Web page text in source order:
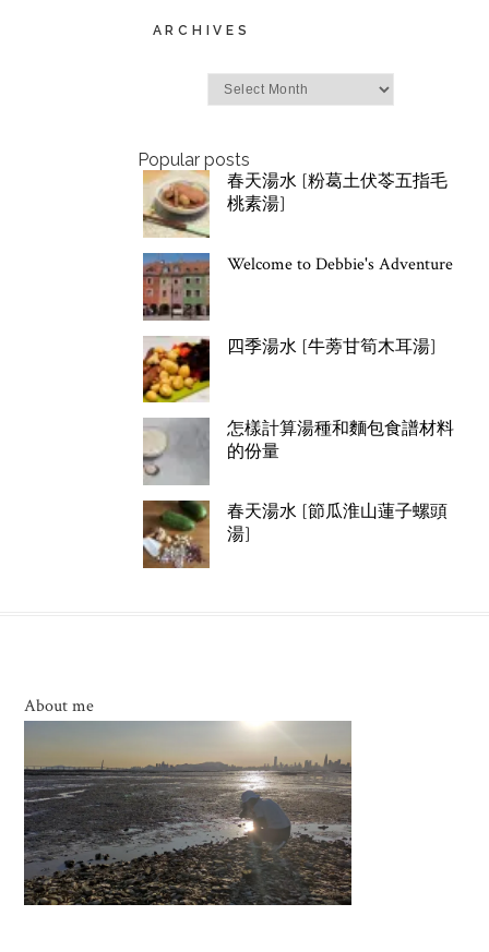
ARCHIVES
Popular posts
春天湯水 [粉葛土伏苓五指毛
桃素湯]
Welcome to Debbie's Adventure
四季湯水 [牛蒡甘筍木耳湯]
怎樣計算湯種和麵包食譜材料
的份量
春天湯水 [節瓜淮山蓮子螺頭
湯]
About me